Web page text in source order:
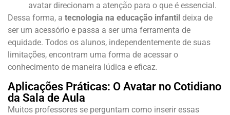
avatar direcionam a atenção para o que é essencial.
Dessa forma, a tecnologia na educação infantil deixa de
ser um acessório e passa a ser uma ferramenta de
equidade. Todos os alunos, independentemente de suas
limitações, encontram uma forma de acessar o
conhecimento de maneira lúdica e eficaz.
Aplicações Práticas: O Avatar no Cotidiano
da Sala de Aula
Muitos professores se perguntam como inserir essas